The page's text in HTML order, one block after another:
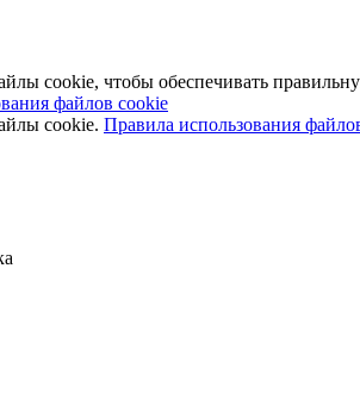
cookie, чтобы обеспечивать
файлов cookie
cookie. Правила использования